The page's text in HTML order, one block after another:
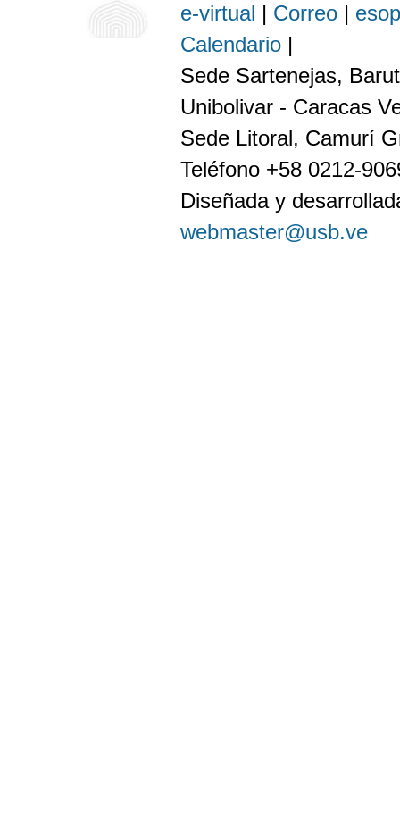
e-virtual | Correo|
Calendario|
Sede Sartenejas,
Unibolivar - Caracas
Sede Litoral, Camurí
Teléfono +58 0212-
Diseñada y
webmaster@usb.ve